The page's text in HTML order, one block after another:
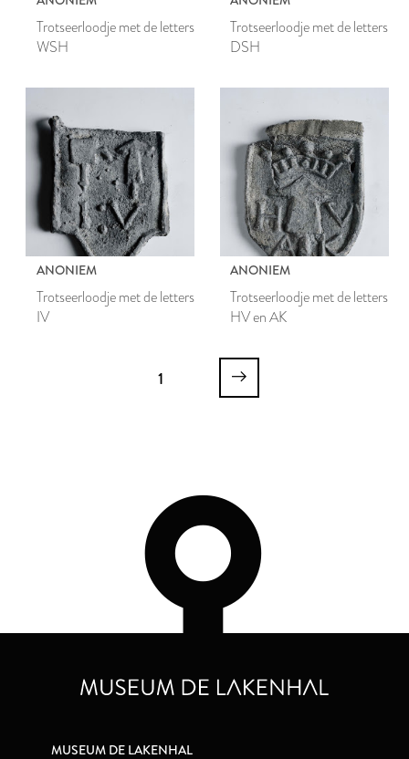
Trotseerloodje met de letters
WSH
Trotseerloodje met de letters
DSH
ANONIEM
Trotseerloodje met de letters
IV
ANONIEM
Trotseerloodje met de letters
HV en AK
1
MUSEUM DE LAKENHAL